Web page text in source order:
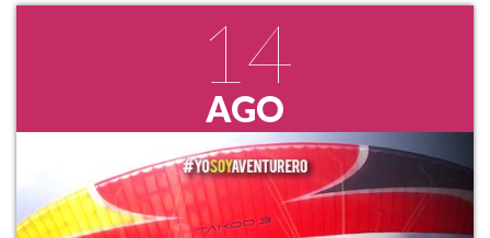
14
AGO